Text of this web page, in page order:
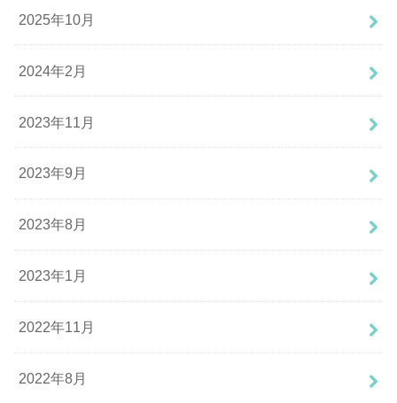
2025年10月
2024年2月
2023年11月
2023年9月
2023年8月
2023年1月
2022年11月
2022年8月